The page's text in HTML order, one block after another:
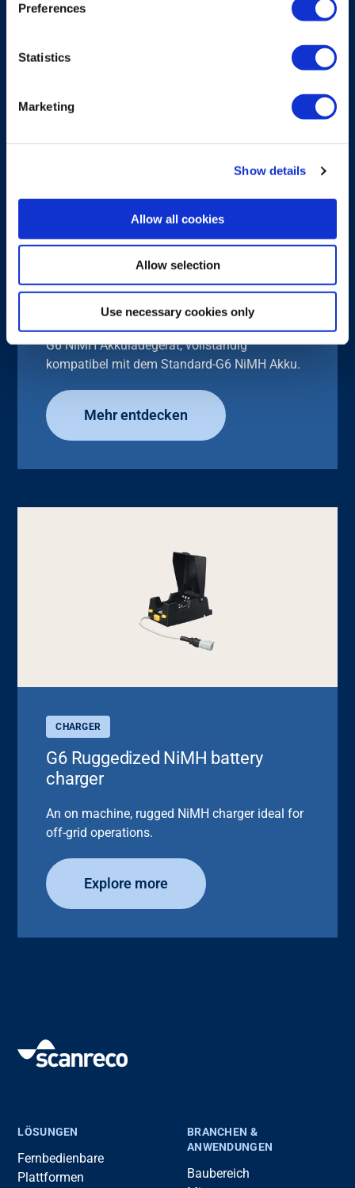
Preferences
Statistics
Marketing
Show details
Allow all cookies
Allow selection
Use necessary cookies only
G6 NiMH Akkuladegerät
G6 NiMH Akkuladegerät, vollständig
kompatibel mit dem Standard-G6 NiMH Akku.
Mehr entdecken
CHARGER
G6 Ruggedized NiMH battery
charger
An on machine, rugged NiMH charger ideal for
off-grid operations.
Explore more
LÖSUNGEN
Fernbedienbare
Plattformen
BRANCHEN &
ANWENDUNGEN
Baubereich